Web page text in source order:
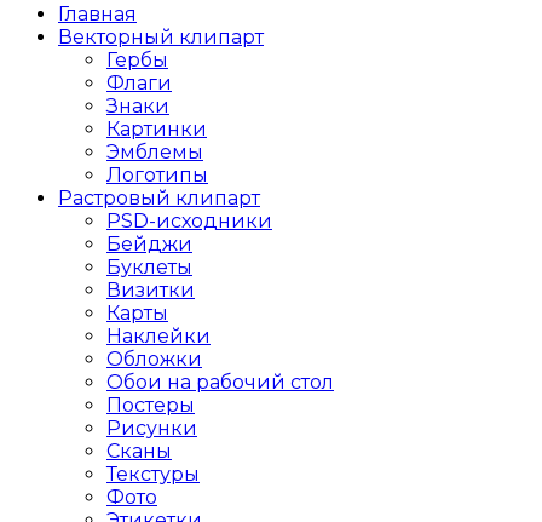
Главная
Векторный клипарт
Гербы
Флаги
Знаки
Картинки
Эмблемы
Логотипы
Растровый клипарт
PSD-исходники
Бейджи
Буклеты
Визитки
Карты
Наклейки
Обложки
Обои на рабочий стол
Постеры
Рисунки
Сканы
Текстуры
Фото